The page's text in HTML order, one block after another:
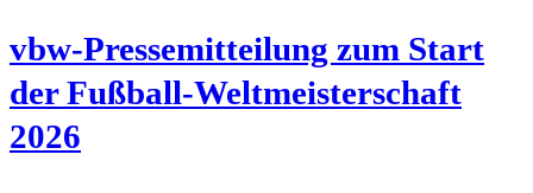
vbw-Pres­se­mit­tei­lung zum Start
der Fuß­ball-Welt­meis­ter­schaft
2026